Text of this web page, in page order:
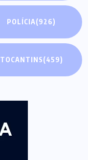
POLÍCIA(926)
TOCANTINS(459)